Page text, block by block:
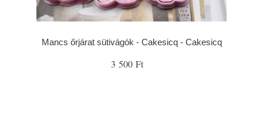
Mancs őrjárat sütivágók - Cakesicq - Cakesicq
3 500 Ft